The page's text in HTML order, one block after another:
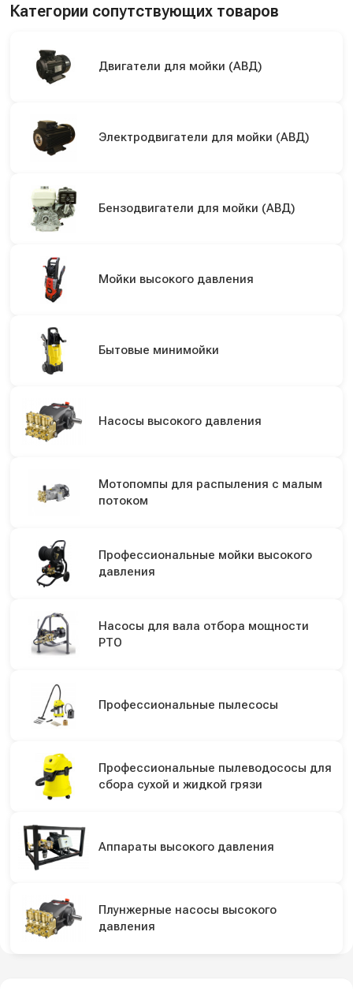
Категории сопутствующих товаров
Двигатели для мойки (АВД)
Электродвигатели для мойки (АВД)
Бензодвигатели для мойки (АВД)
Мойки высокого давления
Бытовые минимойки
Насосы высокого давления
Мотопомпы для распыления с малым
потоком
Профессиональные мойки высокого
давления
Насосы для вала отбора мощности
PTO
Профессиональные пылесосы
Профессиональные пылеводососы для
сбора сухой и жидкой грязи
Аппараты высокого давления
Плунжерные насосы высокого
давления